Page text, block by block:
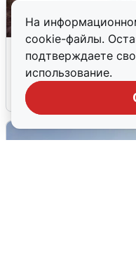
На
cookie-файлы.
подтверждаете
использование.
Опубликована
воды в
6 августа